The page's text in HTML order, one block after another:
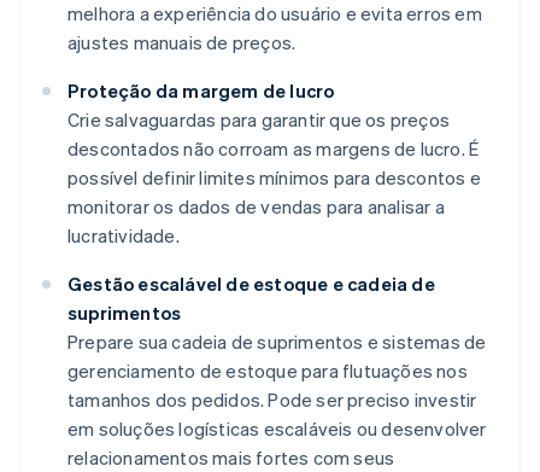
melhora a experiência do usuário e evita erros em
ajustes manuais de preços.
Proteção da margem de lucro
Crie salvaguardas para garantir que os preços
descontados não corroam as margens de lucro. É
possível definir limites mínimos para descontos e
monitorar os dados de vendas para analisar a
lucratividade.
Gestão escalável de estoque e cadeia de
suprimentos
Prepare sua cadeia de suprimentos e sistemas de
gerenciamento de estoque para flutuações nos
tamanhos dos pedidos. Pode ser preciso investir
em soluções logísticas escaláveis ou desenvolver
relacionamentos mais fortes com seus